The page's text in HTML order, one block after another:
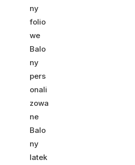
ny
folio
we
Balo
ny
pers
onali
zowa
ne
Balo
ny
latek